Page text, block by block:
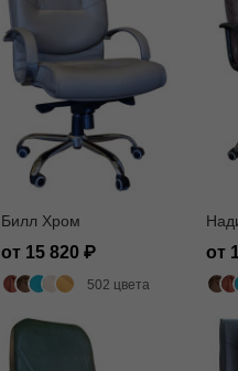
Билл Хром
от 15 820
502 цвета
от